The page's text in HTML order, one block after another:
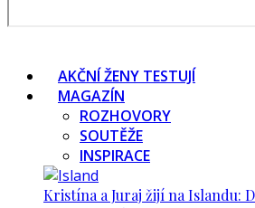
AKČNÍ ŽENY TESTUJÍ
MAGAZÍN
ROZHOVORY
SOUTĚŽE
INSPIRACE
Kristína a Juraj žijí na Islandu: